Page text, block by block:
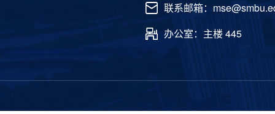
联系邮箱：
办公室：主楼 445